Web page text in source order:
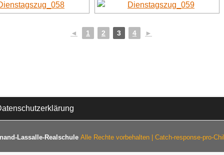
◄ 1 2 3 4 ►
Lassalle-RealschuleAlle Rechte vorbehalten | Catch-response-pro-